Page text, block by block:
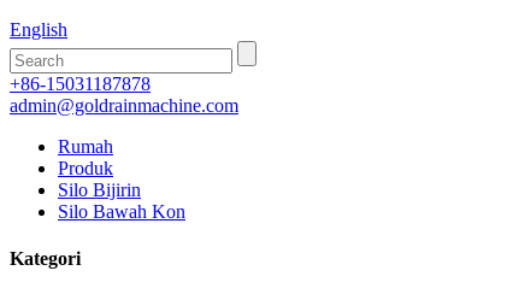
English
+86-15031187878
admin@goldrainmachine.com
Rumah
Produk
Silo Bijirin
Silo Bawah Kon
Kategori